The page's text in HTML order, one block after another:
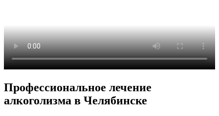
Профессиональное лечение
алкоголизма в Челябинске